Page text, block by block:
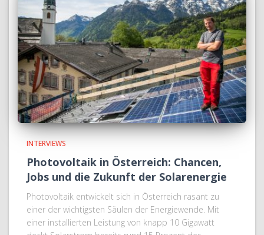
INTERVIEWS
Photovoltaik in Österreich: Chancen,
Jobs und die Zukunft der Solarenergie
Photovoltaik entwickelt sich in Österreich rasant zu
einer der wichtigsten Säulen der Energiewende. Mit
einer installierten Leistung von knapp 10 Gigawatt